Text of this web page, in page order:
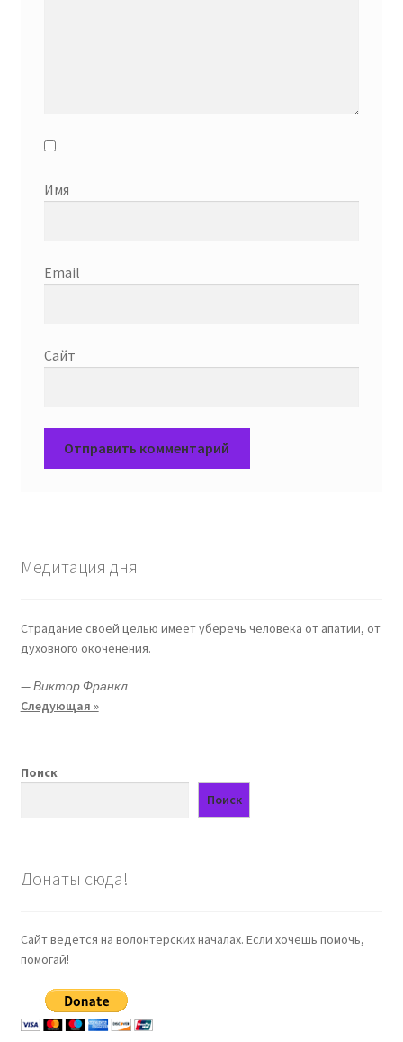
Имя
Email
Сайт
Медитация дня
Страдание своей целью имеет уберечь человека от апатии, от
духовного окоченения.
—Виктор Франкл
Следующая »
Поиск
Поиск
Донаты сюда!
Сайт ведется на волонтерских началах. Если хочешь помочь,
помогай!